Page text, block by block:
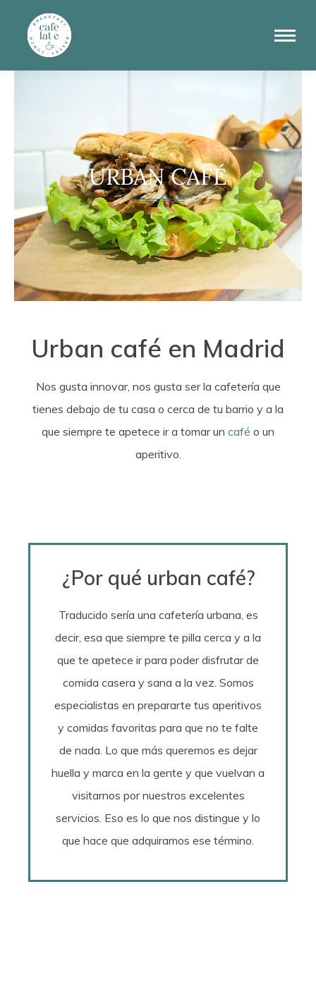
URBAN CAFÉ
Urban café en Madrid
Nos gusta innovar, nos gusta ser la cafetería que
tienes debajo de tu casa o cerca de tu barrio y a la
que siempre te apetece ir a tomar un café o un
aperitivo.
¿Por qué urban café?
Traducido sería una cafetería urbana, es
decir, esa que siempre te pilla cerca y a la
que te apetece ir para poder disfrutar de
comida casera y sana a la vez. Somos
especialistas en prepararte tus aperitivos
y comidas favoritas para que no te falte
de nada. Lo que más queremos es dejar
huella y marca en la gente y que vuelvan a
visitarnos por nuestros excelentes
servicios. Eso es lo que nos distingue y lo
que hace que adquiramos ese término.